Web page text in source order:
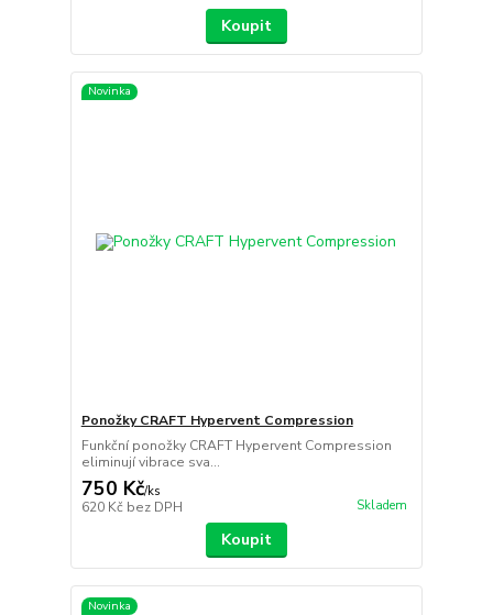
Koupit
Novinka
Ponožky CRAFT Hypervent Compression
Funkční ponožky CRAFT Hypervent Compression
eliminují vibrace sva...
750 Kč/ks
620 Kč bez DPH Skladem
Koupit
Novinka